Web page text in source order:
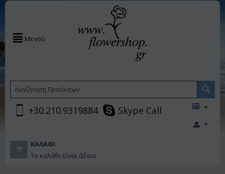
Μενού
+30.210.9319884 Skype Call
ΚΑΛΆΘΙ
Το καλάθι είναι άδειο